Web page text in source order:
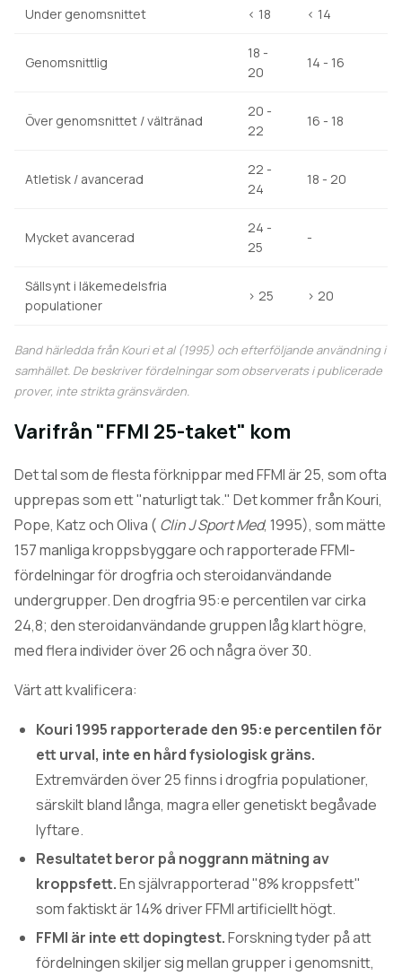
Under genomsnittet < 18 < 14
Genomsnittlig
18 -
20
14 - 16
Över genomsnittet / vältränad
20 -
22
16 - 18
Atletisk / avancerad
22 -
24
18 - 20
Mycket avancerad
24 -
25
-
Sällsynt i läkemedelsfria
populationer
> 25 > 20
Band härledda från Kouri et al (1995) och efterföljande användning i
samhället. De beskriver fördelningar som observerats i publicerade
prover, inte strikta gränsvärden.
Varifrån "FFMI 25-taket" kom
Det tal som de flesta förknippar med FFMI är 25, som ofta
upprepas som ett "naturligt tak." Det kommer från Kouri,
Pope, Katz och Oliva ( Clin J Sport Med, 1995), som mätte
157 manliga kroppsbyggare och rapporterade FFMI-
fördelningar för drogfria och steroidanvändande
undergrupper. Den drogfria 95:e percentilen var cirka
24,8; den steroidanvändande gruppen låg klart högre,
med flera individer över 26 och några över 30.
Värt att kvalificera:
Kouri 1995 rapporterade den 95:e percentilen för
ett urval, inte en hård fysiologisk gräns.
Extremvärden över 25 finns i drogfria populationer,
särskilt bland långa, magra eller genetiskt begåvade
lyftare.
Resultatet beror på noggrann mätning av
kroppsfett.En självrapporterad "8% kroppsfett"
som faktiskt är 14% driver FFMI artificiellt högt.
FFMI är inte ett dopingtest.Forskning tyder på att
fördelningen skiljer sig mellan grupper i genomsnitt,